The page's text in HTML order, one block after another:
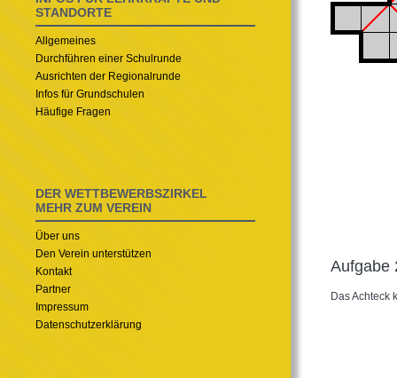
STANDORTE
Allgemeines
Durchführen einer Schulrunde
Ausrichten der Regionalrunde
Infos für Grundschulen
Häufige Fragen
DER WETTBEWERBSZIRKEL
MEHR ZUM VEREIN
Über uns
Den Verein unterstützen
Kontakt
Partner
Impressum
Datenschutzerklärung
Aufgabe
Das Achteck